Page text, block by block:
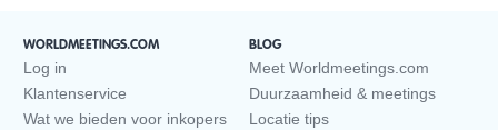
WORLDMEETINGS.COM
Log in
Klantenservice
Wat we bieden voor inkopers
BLOG
Meet Worldmeetings.com
Duurzaamheid & meetings
Locatie tips